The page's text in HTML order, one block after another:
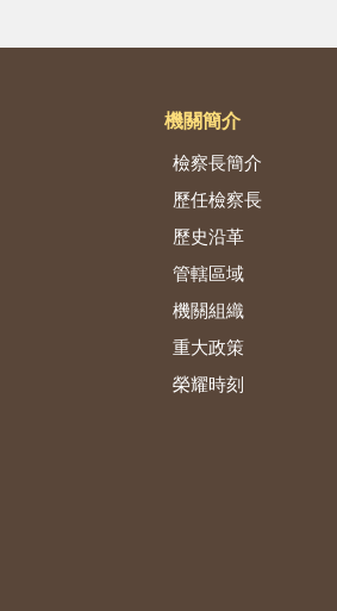
機關簡介
檢察長簡介
歷任檢察長
歷史沿革
管轄區域
機關組織
重大政策
榮耀時刻